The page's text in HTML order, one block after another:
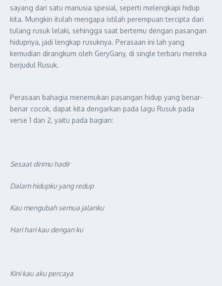
sayang dari satu manusia spesial, seperti melengkapi hidup
kita. Mungkin itulah mengapa istilah perempuan tercipta dari
tulang rusuk lelaki, sehingga saat bertemu dengan pasangan
hidupnya, jadi lengkap rusuknya. Perasaan ini lah yang
kemudian dirangkum oleh GeryGany, di single terbaru mereka
berjudul Rusuk.
Perasaan bahagia menemukan pasangan hidup yang benar-
benar cocok, dapat kita dengarkan pada lagu Rusuk pada
verse 1 dan 2, yaitu pada bagian:
Sesaat dirimu hadir
Dalam hidupku yang redup
Kau mengubah semua jalanku
Hari hari kau dengan ku
Kini kau aku percaya